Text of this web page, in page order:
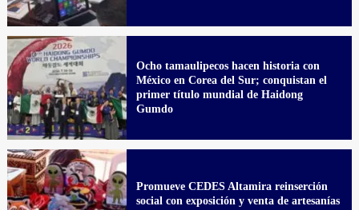
Ocho tamaulipecos hacen historia con
México en Corea del Sur; conquistan el
primer título mundial de Haidong
Gumdo
Promueve CEDES Altamira reinserción
social con exposición y venta de artesanías